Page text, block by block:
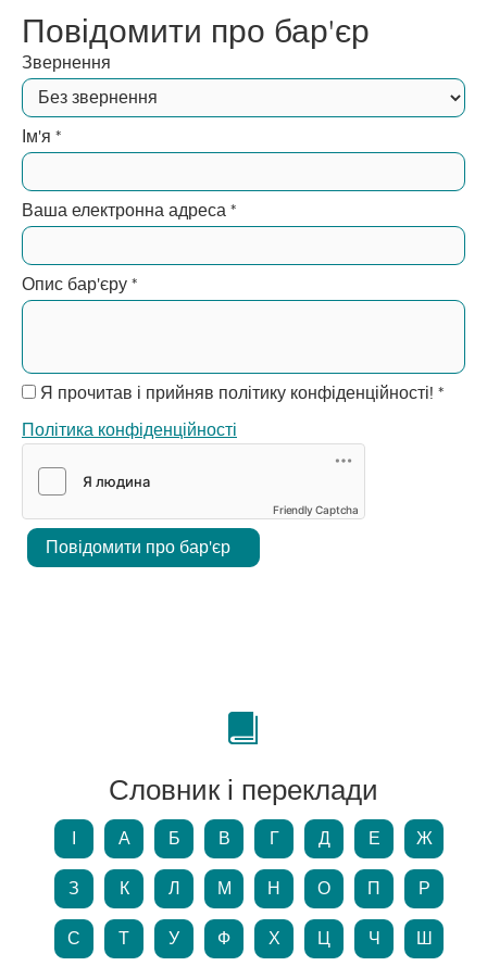
Повідомити про бар'єр
Звернення
Ім'я *
Ваша електронна адреса *
Опис бар'єру *
Я прочитав і прийняв політику конфіденційності! *
Політика конфіденційності
Friendly Captcha
Повідомити про бар'єр
Словник і переклади
А Б В Г Д Е Ж
З К Л М Н О П Р
С Т У Ф Х Ц Ч Ш